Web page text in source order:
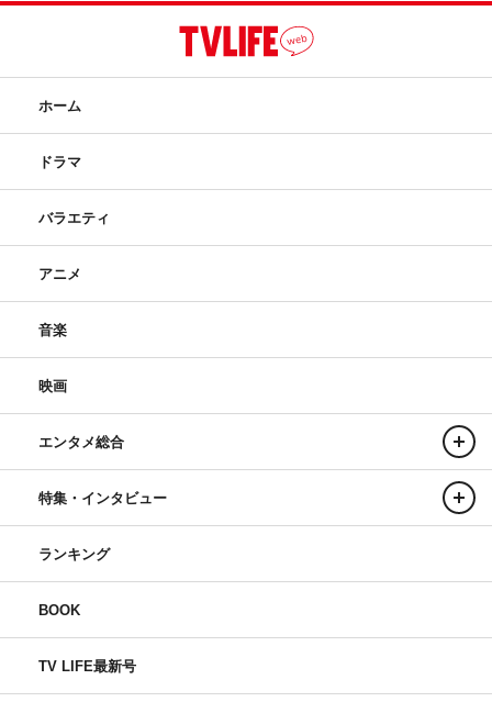
ホーム
ドラマ
バラエティ
アニメ
音楽
映画
エンタメ総合
特集・インタビュー
ランキング
BOOK
TV LIFE最新号